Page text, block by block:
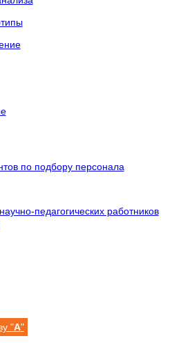
по подбору персонала
педагогических работников
"А"